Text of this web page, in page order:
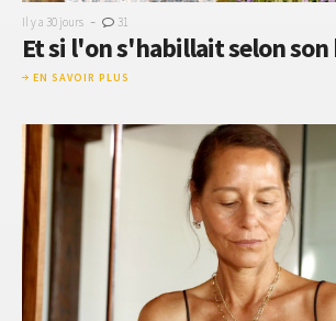
Il y a 30 jours - 31
Et si l'on s'habillait selon son
EN SAVOIR PLUS